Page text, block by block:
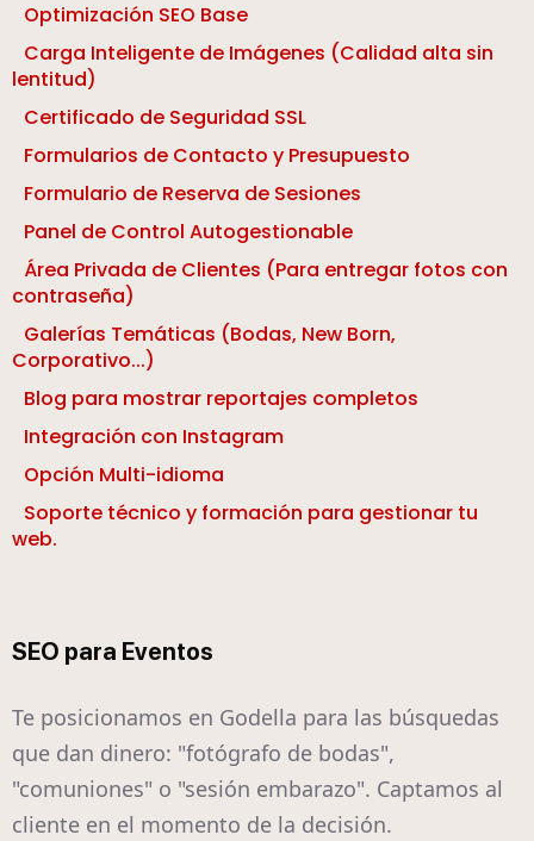
Optimización SEO Base
Carga Inteligente de Imágenes (Calidad alta sin
lentitud)
Certificado de Seguridad SSL
Formularios de Contacto y Presupuesto
Formulario de Reserva de Sesiones
Panel de Control Autogestionable
Área Privada de Clientes (Para entregar fotos con
contraseña)
Galerías Temáticas (Bodas, New Born,
Corporativo...)
Blog para mostrar reportajes completos
Integración con Instagram
Opción Multi-idioma
Soporte técnico y formación para gestionar tu
web.
SEO para Eventos
Te posicionamos en Godella para las búsquedas
que dan dinero: "fotógrafo de bodas",
"comuniones" o "sesión embarazo". Captamos al
cliente en el momento de la decisión.